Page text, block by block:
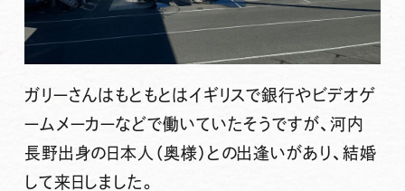
ガリーさんはもともとはイギリスで銀行やビデオゲ
ームメーカーなどで働いていたそうですが、河内
長野出身の日本人（奥様）との出逢いがあり、結婚
して来日しました。